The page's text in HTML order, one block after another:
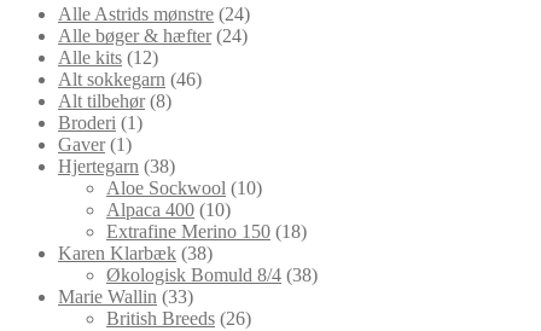
Alle Astrids mønstre 2424
varer
Alle bøger & hæfter 2424
Alle kits 1212
varer
Alt sokkegarn 4646
Alt tilbehør 88
Broderi 11
Gaver 11
vare
Hjertegarn 3838
varer
Aloe Sockwool 1010
Alpaca 400 1010
varer
Extrafine Merino 150 1818
Karen Klarbæk 3838
varer
Økologisk Bomuld 8/4 3838
Marie Wallin 3333
varer
British Breeds 2626